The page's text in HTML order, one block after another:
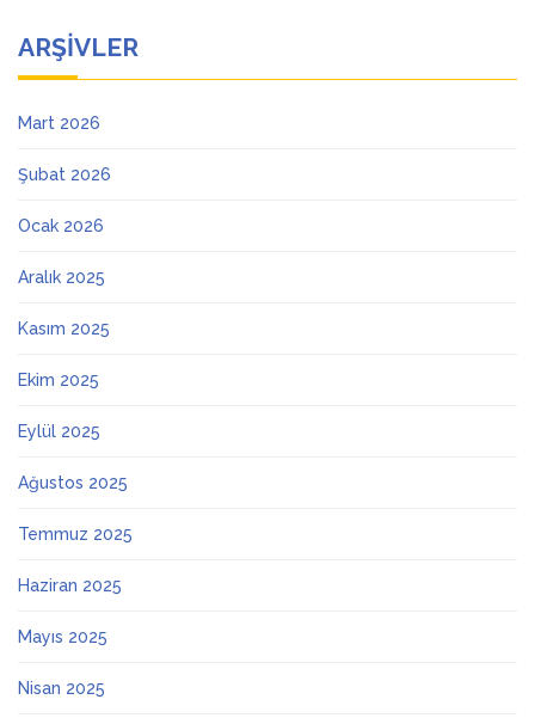
ARŞIVLER
Mart 2026
Şubat 2026
Ocak 2026
Aralık 2025
Kasım 2025
Ekim 2025
Eylül 2025
Ağustos 2025
Temmuz 2025
Haziran 2025
Mayıs 2025
Nisan 2025